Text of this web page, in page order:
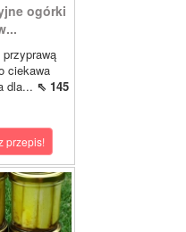
ogórki
ciekawa
dla... ⇖ 145
przepis!